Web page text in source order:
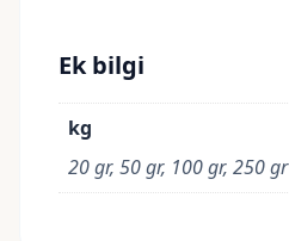
Ek bilgi
kg
20 gr, 50 gr, 100 gr, 250 gr